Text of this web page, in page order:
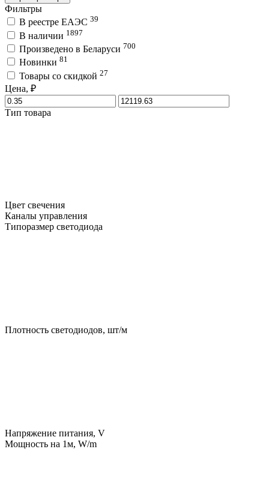
Фильтры
В реестре ЕАЭС 39
В наличии 1897
Произведено в Беларуси 700
Новинки 81
Товары со скидкой 27
Цена, ₽
Тип товара
Цвет свечения
Каналы управления
Типоразмер светодиода
Плотность светодиодов, шт/м
Напряжение питания, V
Мощность на 1м, W/m